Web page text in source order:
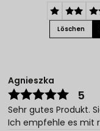
Löschen
Agnieszka
5
Sehr gutes Produkt.
Ich empfehle es mit